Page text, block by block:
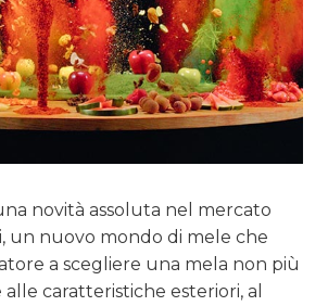
novità assoluta nel mercato
un nuovo mondo di mele che
a scegliere una mela non più
caratteristiche esteriori, al